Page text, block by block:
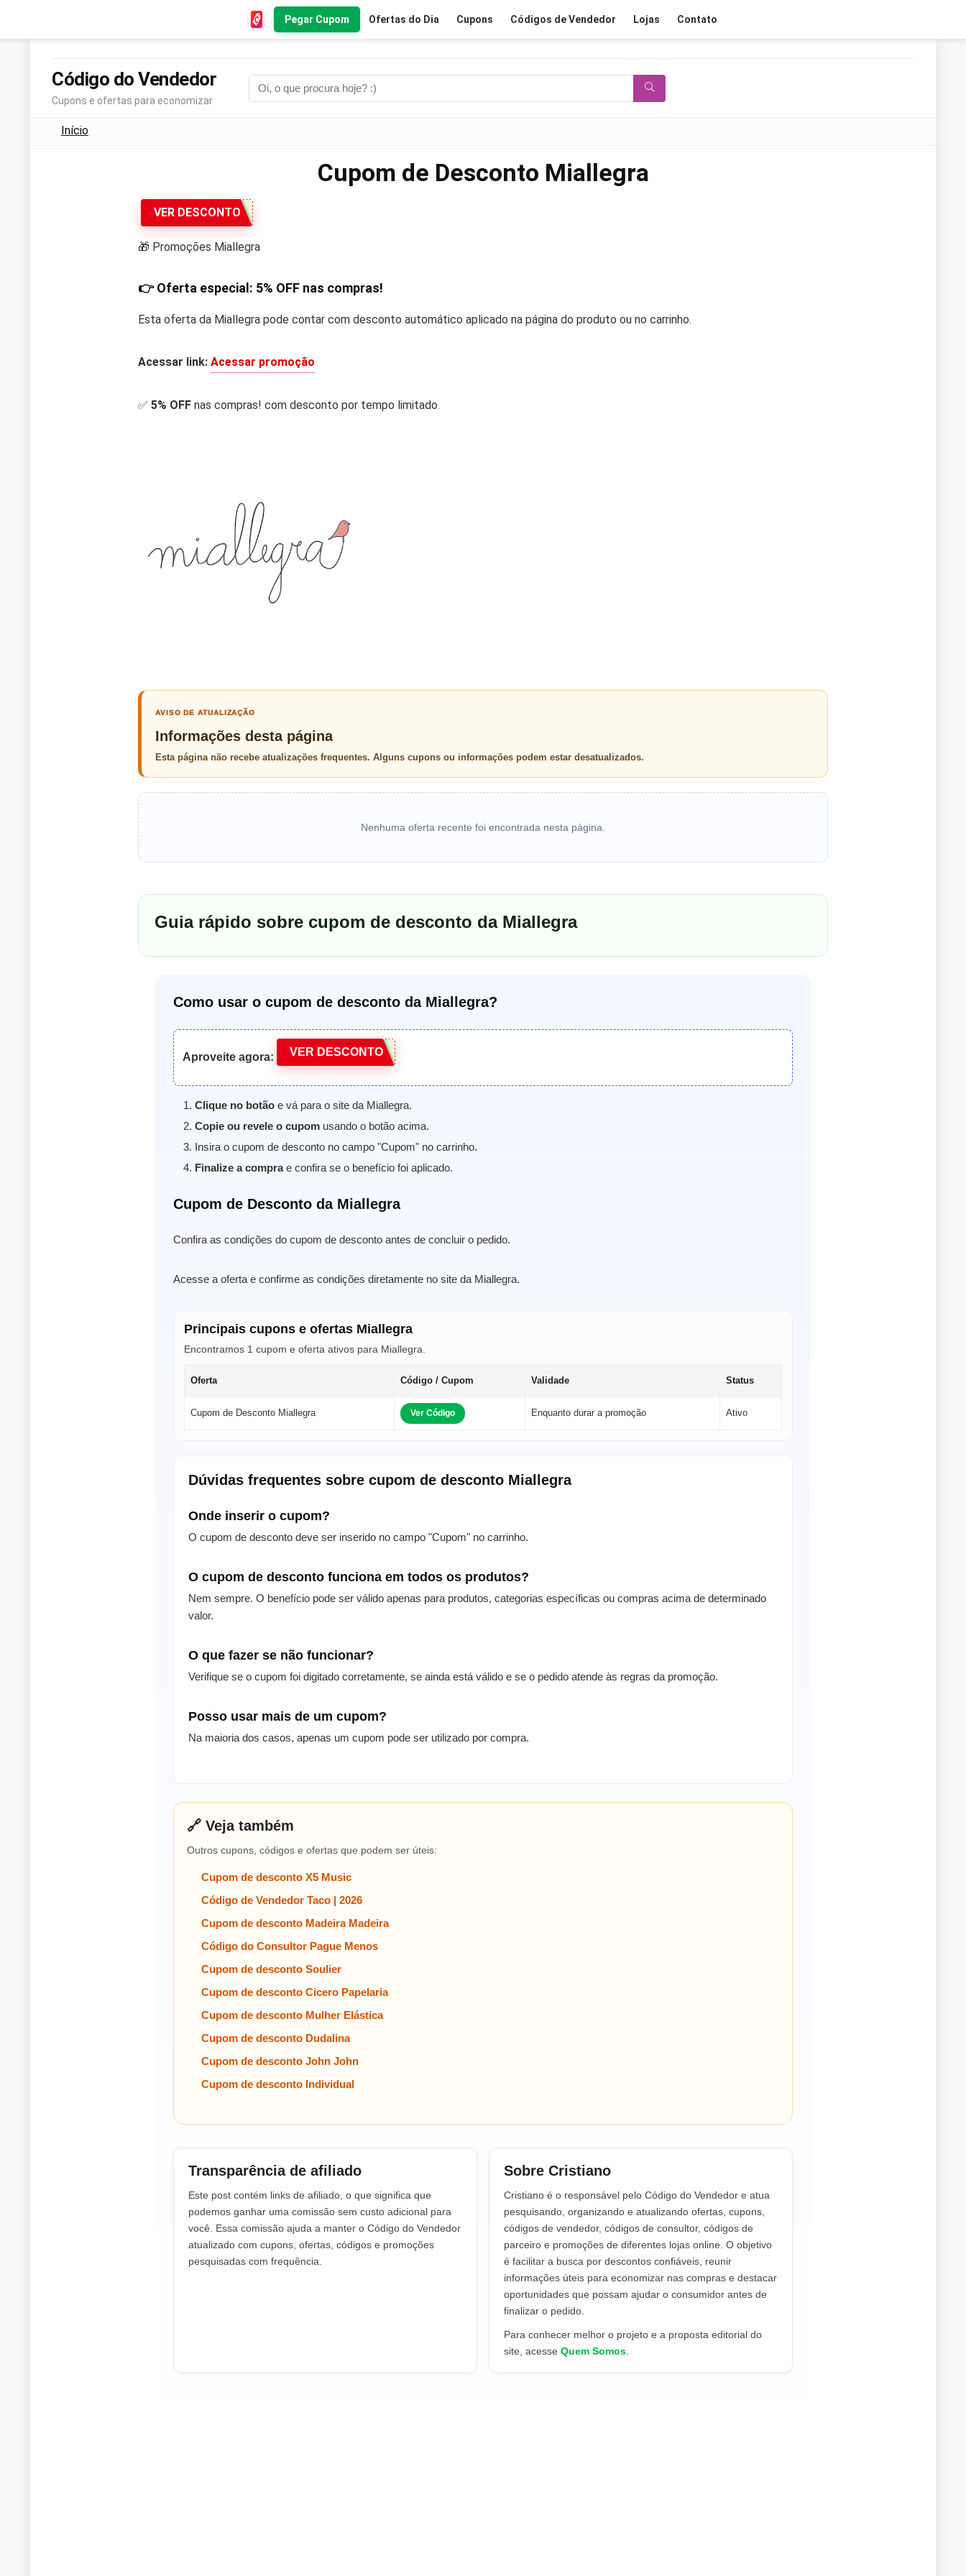
Pegar Cupom Ofertas do Dia Cupons Códigos de Vendedor Lojas Contato
Código do Vendedor
Cupons e ofertas para economizar
Início
Cupom de Desconto Miallegra
VER DESCONTO
🎁 Promoções Miallegra
👉 Oferta especial: 5% OFF nas compras!
Esta oferta da Miallegra pode contar com desconto automático aplicado na página do produto ou no carrinho.
Acessar link: Acessar promoção
✅ 5% OFF nas compras! com desconto por tempo limitado.
AVISO DE ATUALIZAÇÃO
Informações desta página
Esta página não recebe atualizações frequentes. Alguns cupons ou informações podem estar desatualizados.
Nenhuma oferta recente foi encontrada nesta página.
Guia rápido sobre cupom de desconto da Miallegra
Como usar o cupom de desconto da Miallegra?
Aproveite agora: VER DESCONTO
Clique no botão e vá para o site da Miallegra.
Copie ou revele o cupom usando o botão acima.
Insira o cupom de desconto no campo "Cupom" no carrinho.
Finalize a comprae confira se o benefício foi aplicado.
Cupom de Desconto da Miallegra
Confira as condições do cupom de desconto antes de concluir o pedido.
Acesse a oferta e confirme as condições diretamente no site da Miallegra.
Principais cupons e ofertas Miallegra
Encontramos 1 cupom e oferta ativos para Miallegra.
Oferta Código / Cupom Validade Status
Cupom de Desconto Miallegra Ver Código Enquanto durar a promoção Ativo
Dúvidas frequentes sobre cupom de desconto Miallegra
Onde inserir o cupom?
O cupom de desconto deve ser inserido no campo "Cupom" no carrinho.
O cupom de desconto funciona em todos os produtos?
Nem sempre. O benefício pode ser válido apenas para produtos, categorias específicas ou compras acima de determinado
valor.
O que fazer se não funcionar?
Verifique se o cupom foi digitado corretamente, se ainda está válido e se o pedido atende às regras da promoção.
Posso usar mais de um cupom?
Na maioria dos casos, apenas um cupom pode ser utilizado por compra.
🔗 Veja também
Outros cupons, códigos e ofertas que podem ser úteis:
Cupom de desconto X5 Music
Código de Vendedor Taco | 2026
Cupom de desconto Madeira Madeira
Código do Consultor Pague Menos
Cupom de desconto Soulier
Cupom de desconto Cicero Papelaria
Cupom de desconto Mulher Elástica
Cupom de desconto Dudalina
Cupom de desconto John John
Cupom de desconto Individual
Transparência de afiliado
Este post contém links de afiliado, o que significa que
podemos ganhar uma comissão sem custo adicional para
você. Essa comissão ajuda a manter o Código do Vendedor
atualizado com cupons, ofertas, códigos e promoções
pesquisadas com frequência.
Sobre Cristiano
Cristiano é o responsável pelo Código do Vendedor e atua
pesquisando, organizando e atualizando ofertas, cupons,
códigos de vendedor, códigos de consultor, códigos de
parceiro e promoções de diferentes lojas online. O objetivo
é facilitar a busca por descontos confiáveis, reunir
informações úteis para economizar nas compras e destacar
oportunidades que possam ajudar o consumidor antes de
finalizar o pedido.
Para conhecer melhor o projeto e a proposta editorial do
site, acesse Quem Somos